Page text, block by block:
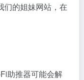
们的姐妹网站，在
助推器可能会解